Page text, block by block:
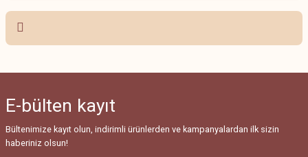
Ürün fiyatı diğer sitelerden daha pahalı.
Bu ürüne benzer farklı alternatifler olmalı.
E-bülten kayıt
Bültenimize kayıt olun, indirimli ürünlerden ve kampanyalardan ilk sizin
haberiniz olsun!